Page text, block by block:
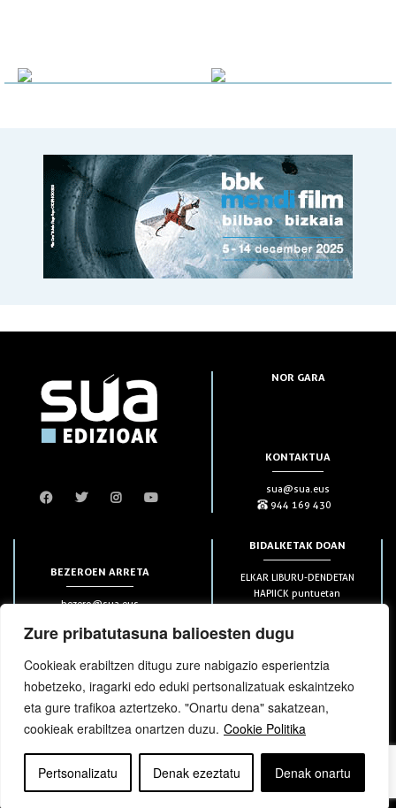
Zure pribatutasuna balioesten dugu
Cookieak erabiltzen ditugu zure nabigazio esperientzia
hobetzeko, iragarki edo eduki pertsonalizatuak eskaintzeko
eta gure trafikoa aztertzeko. "Onartu dena" sakatzean,
cookieak erabiltzea onartzen duzu. Cookie Politika
Pertsonalizatu Denak ezeztatu Denak onartu
NOR GARA
KONTAKTUA
sua@sua.eus
944 169 430
BEZEROEN ARRETA
bezero@sua.eus
HARPIDETZAK
BIDALKETAK DOAN
ELKAR LIBURU-DENDETAN
HAPIICK puntuetan
(soilik penintsulan)